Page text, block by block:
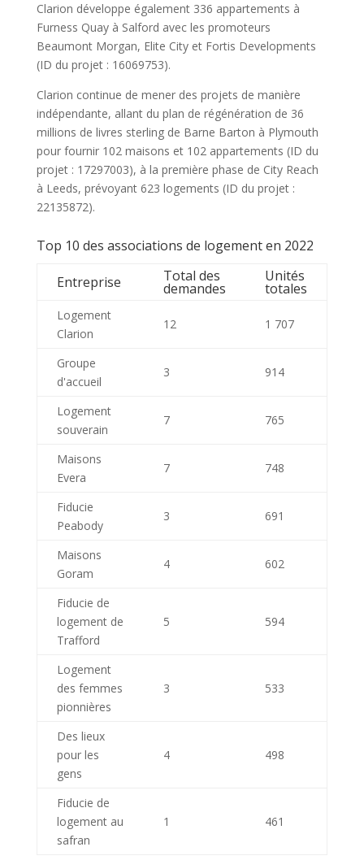
Clarion développe également 336 appartements à
Furness Quay à Salford avec les promoteurs
Beaumont Morgan, Elite City et Fortis Developments
(ID du projet : 16069753).
Clarion continue de mener des projets de manière
indépendante, allant du plan de régénération de 36
millions de livres sterling de Barne Barton à Plymouth
pour fournir 102 maisons et 102 appartements (ID du
projet : 17297003), à la première phase de City Reach
à Leeds, prévoyant 623 logements (ID du projet :
22135872).
Top 10 des associations de logement en 2022
Entreprise Total des
demandes
Unités
totales
Logement
Clarion
12 1 707
Groupe
d'accueil
3 914
Logement
souverain
7 765
Maisons
Evera
7 748
Fiducie
Peabody
3 691
Maisons
Goram
4 602
Fiducie de
logement de
Trafford
5 594
Logement
des femmes
pionnières
3 533
Des lieux
pour les
gens
4 498
Fiducie de
logement au
safran
1 461